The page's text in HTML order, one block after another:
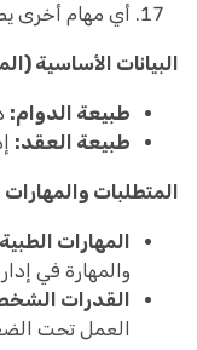
أي مهام أخرى
البيانات الأساسية
طبيعة الدوام:
طبيعة العقد:
المتطلبات والمهارات
المهارات
والمهارة في
القدرات
العمل تحت